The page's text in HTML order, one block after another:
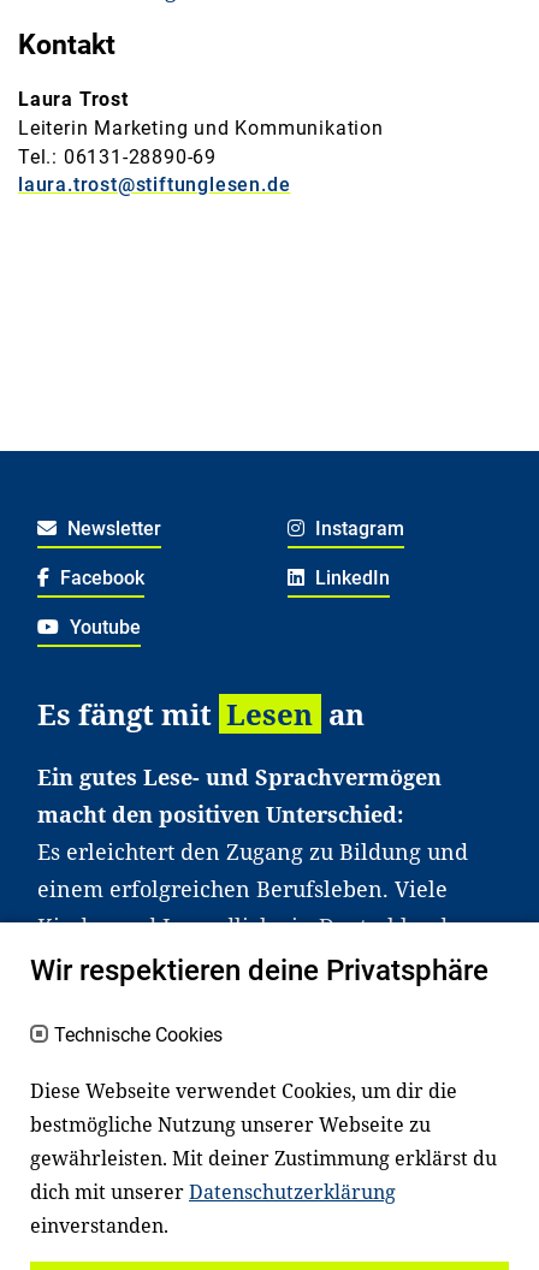
Kontakt
Laura Trost
Leiterin Marketing und Kommunikation
Tel.: 06131-28890-69
laura.trost@stiftunglesen.de
Newsletter Instagram
Facebook LinkedIn
Youtube
Es fängt mit Lesen an
Ein gutes Lese- und Sprachvermögen
macht den positiven Unterschied:
Es erleichtert den Zugang zu Bildung und
einem erfolgreichen Berufsleben. Viele
Kinder und Jugendliche in Deutschland
haben aber große Schwierigkeiten dabei.
an Familien sowie an Erzieher*innen,
Lehrer*innen und andere
Fachexpert*innen. Dafür arbeiten wir eng
mit Ministerien, wissenschaftlichen
Einrichtungen, Verbänden, Unternehmen
und anderen Stiftungen zusammen.
Wir respektieren deine Privatsphäre
Technische Cookies
Diese Webseite verwendet Cookies, um dir die
bestmögliche Nutzung unserer Webseite zu
gewährleisten. Mit deiner Zustimmung erklärst du
dich mit unsererDatenschutzerklärung
einverstanden.